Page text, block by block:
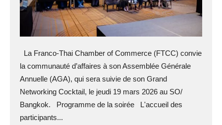
La Franco-Thai Chamber of Commerce (FTCC) convie
la communauté d’affaires à son Assemblée Générale
Annuelle (AGA), qui sera suivie de son Grand
Networking Cocktail, le jeudi 19 mars 2026 au SO/
Bangkok. Programme de la soirée L'accueil des
participants...